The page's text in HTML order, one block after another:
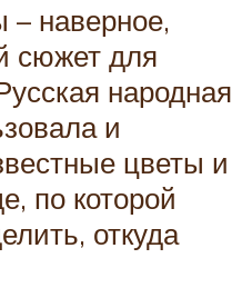
наверное,
сюжет для
народная
и
цветы и
по которой
откуда